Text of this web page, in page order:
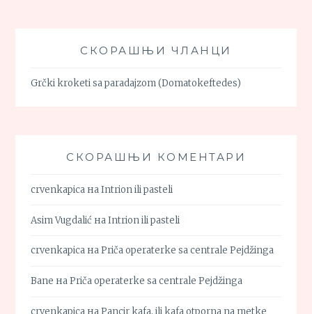
СКОРАШЊИ ЧЛАНЦИ
Grčki kroketi sa paradajzom (Domatokeftedes)
СКОРАШЊИ КОМЕНТАРИ
crvenkapica наIntrion ili pasteli
Asim Vugdalić наIntrion ili pasteli
crvenkapica наPriča operaterke sa centrale Pejdžinga
Bane наPriča operaterke sa centrale Pejdžinga
crvenkapica наPancir kafa, ili kafa otporna na metke